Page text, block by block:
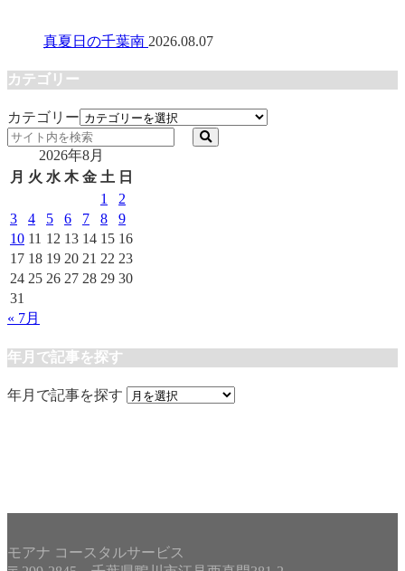
真夏日の千葉南 2026.08.07
カテゴリー
カテゴリー
2026年8月
月 火 水 木 金 土 日
1
2
3
4 5 6 7 8
9
10 11 12 13 14 15 16
17 18 19 20 21 22 23
24 25 26 27 28 29 30
31
« 7月
年月で記事を探す
年月で記事を探す
モアナ コースタルサービス